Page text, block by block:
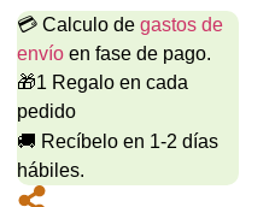
💳 Calculo de gastos de
envíoen fase de pago.
🎁1 Regalo en cada
pedido
🚚 Recíbelo en 1-2 días
hábiles.